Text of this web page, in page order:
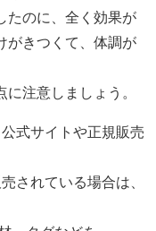
たのに、全く効果が
がきつくて、体調が
注意しましょう。
公式サイトや正規販売
されている場合は、